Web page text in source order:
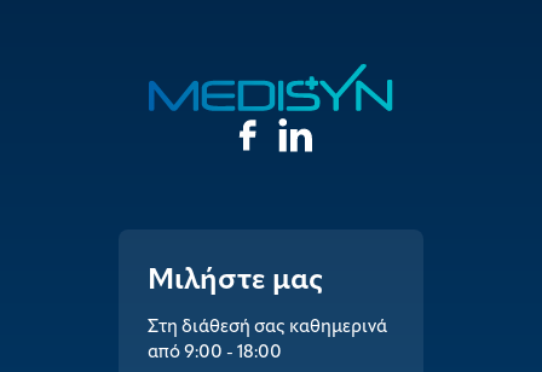
Μιλήστε μας
Στη διάθεσή σας καθημερινά
από 9:00 - 18:00